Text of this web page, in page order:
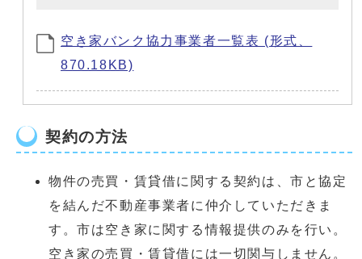
空き家バンク協力事業者一覧表 (形式、
870.18KB)
契約の方法
物件の売買・賃貸借に関する契約は、市と協定
を結んだ不動産事業者に仲介していただきま
す。市は空き家に関する情報提供のみを行い。
空き家の売買・賃貸借には一切関与しません。